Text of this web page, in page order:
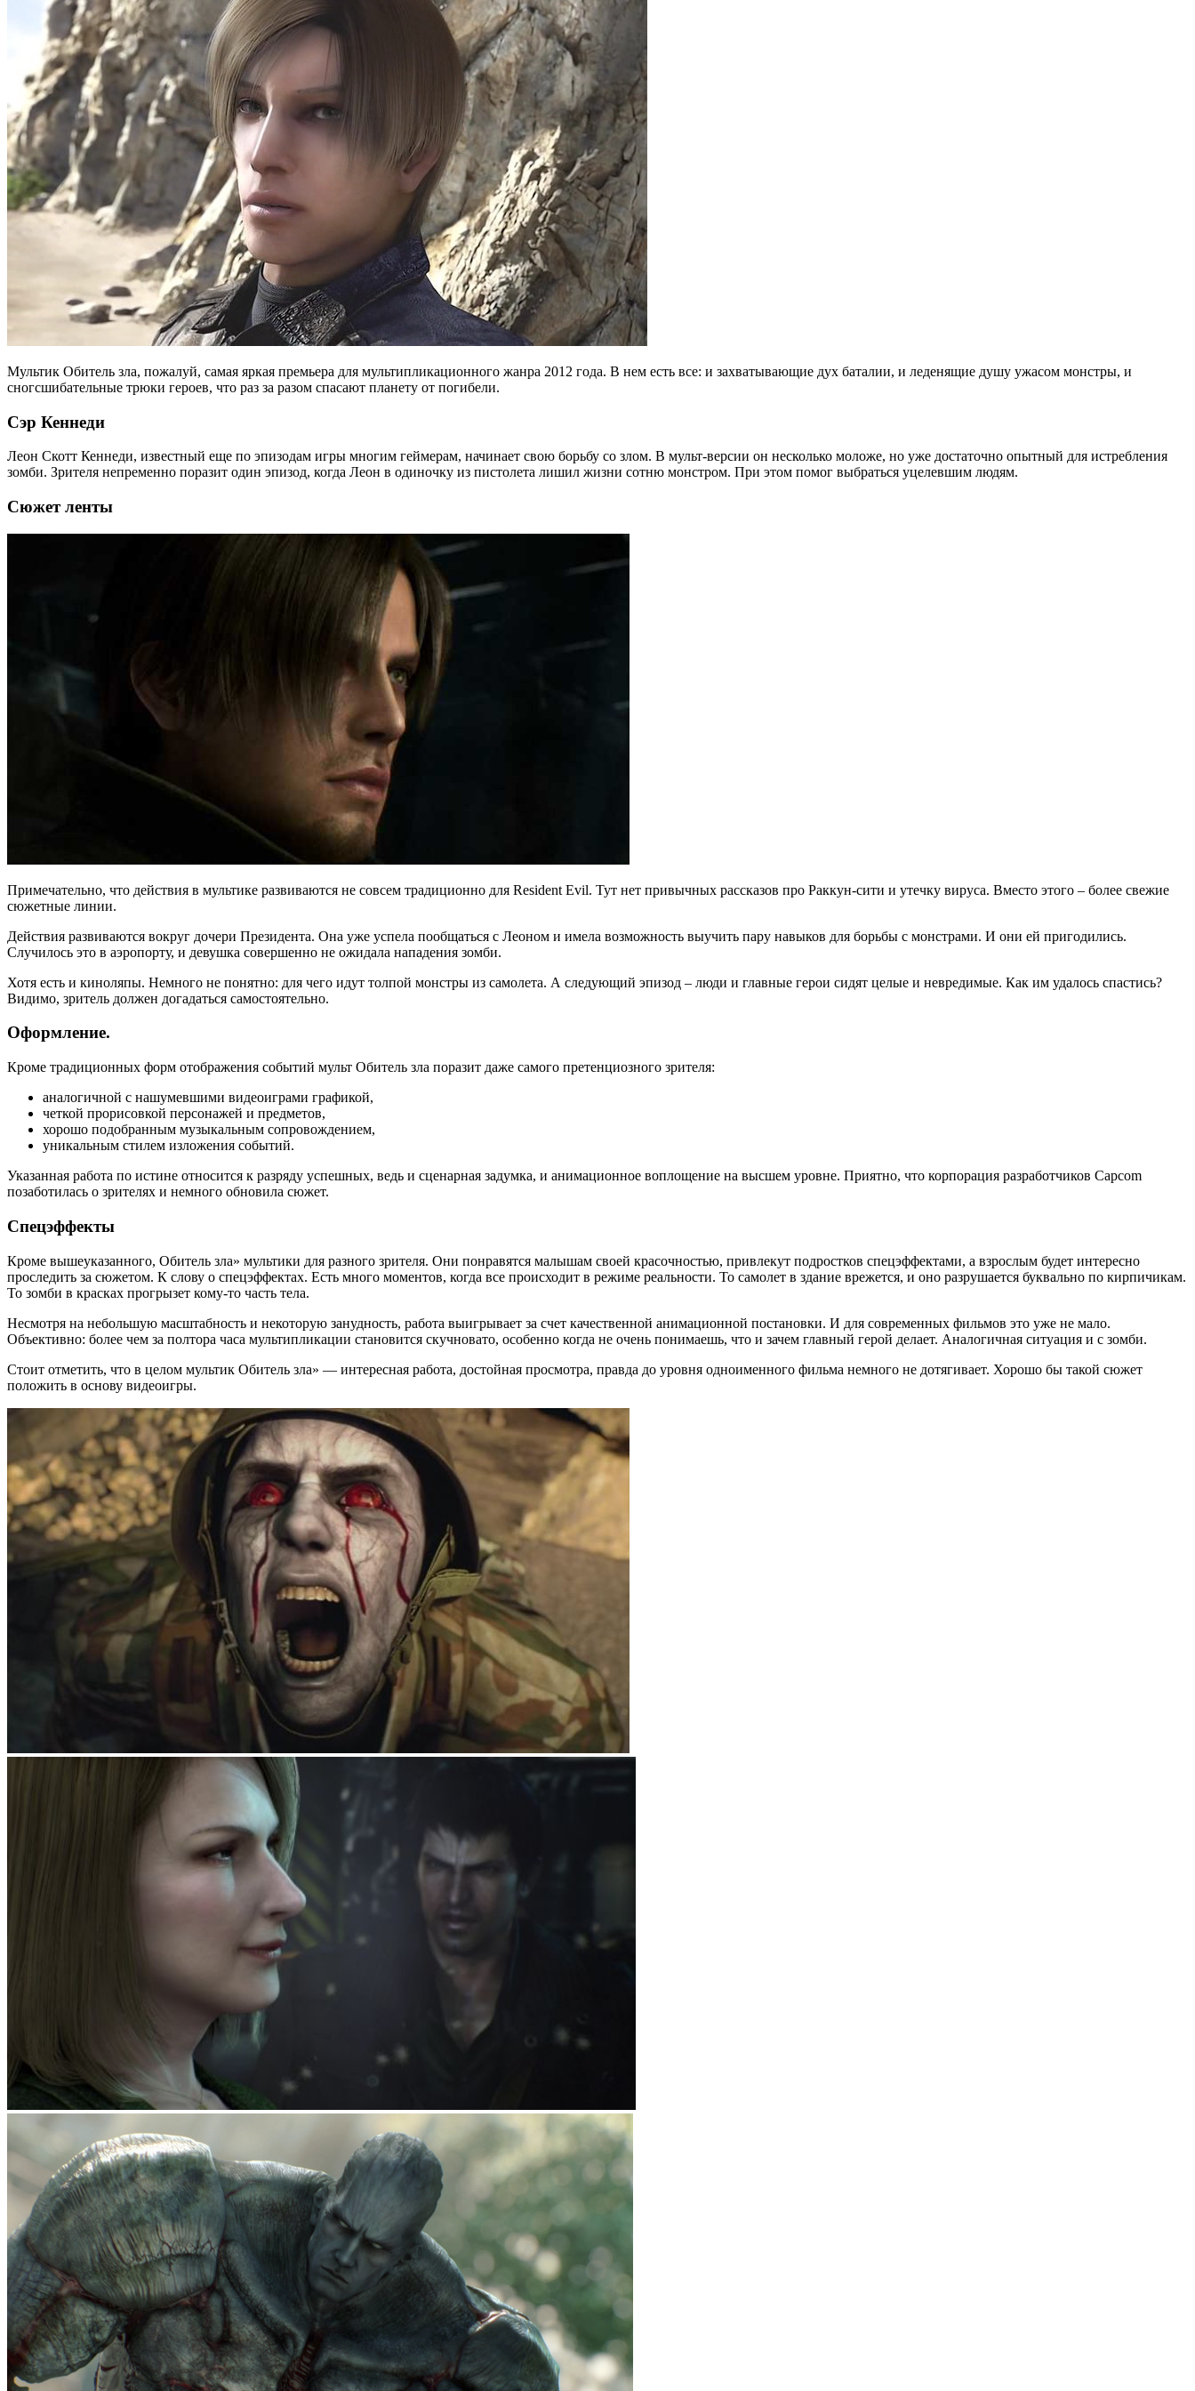
Мультик Обитель зла, пожалуй, самая яркая премьера для мультипликационного жанра 2012 года. В нем есть все: и захватывающие дух баталии, и леденящие душу ужасом монстры, и
сногсшибательные трюки героев, что раз за разом спасают планету от погибели.
Сэр Кеннеди
Леон Скотт Кеннеди, известный еще по эпизодам игры многим геймерам, начинает свою борьбу со злом. В мульт-версии он несколько моложе, но уже достаточно опытный для истребления
зомби. Зрителя непременно поразит один эпизод, когда Леон в одиночку из пистолета лишил жизни сотню монстром. При этом помог выбраться уцелевшим людям.
Сюжет ленты
Примечательно, что действия в мультике развиваются не совсем традиционно для Resident Evil. Тут нет привычных рассказов про Раккун-сити и утечку вируса. Вместо этого – более свежие
сюжетные линии.
Действия развиваются вокруг дочери Президента. Она уже успела пообщаться с Леоном и имела возможность выучить пару навыков для борьбы с монстрами. И они ей пригодились.
Случилось это в аэропорту, и девушка совершенно не ожидала нападения зомби.
Хотя есть и киноляпы. Немного не понятно: для чего идут толпой монстры из самолета. А следующий эпизод – люди и главные герои сидят целые и невредимые. Как им удалось спастись?
Видимо, зритель должен догадаться самостоятельно.
Оформление.
Кроме традиционных форм отображения событий мульт Обитель зла поразит даже самого претенциозного зрителя:
аналогичной с нашумевшими видеоиграми графикой,
четкой прорисовкой персонажей и предметов,
хорошо подобранным музыкальным сопровождением,
уникальным стилем изложения событий.
Указанная работа по истине относится к разряду успешных, ведь и сценарная задумка, и анимационное воплощение на высшем уровне. Приятно, что корпорация разработчиков Capcom
позаботилась о зрителях и немного обновила сюжет.
Спецэффекты
Кроме вышеуказанного, Обитель зла» мультики для разного зрителя. Они понравятся малышам своей красочностью, привлекут подростков спецэффектами, а взрослым будет интересно
проследить за сюжетом. К слову о спецэффектах. Есть много моментов, когда все происходит в режиме реальности. То самолет в здание врежется, и оно разрушается буквально по кирпичикам.
То зомби в красках прогрызет кому-то часть тела.
Несмотря на небольшую масштабность и некоторую занудность, работа выигрывает за счет качественной анимационной постановки. И для современных фильмов это уже не мало.
Объективно: более чем за полтора часа мультипликации становится скучновато, особенно когда не очень понимаешь, что и зачем главный герой делает. Аналогичная ситуация и с зомби.
Стоит отметить, что в целом мультик Обитель зла» — интересная работа, достойная просмотра, правда до уровня одноименного фильма немного не дотягивает. Хорошо бы такой сюжет
положить в основу видеоигры.